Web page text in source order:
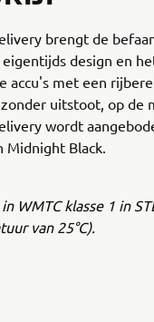
brengt de
design en
accu's met een
uitstoot, op de
wordt
Midnight Black.
WMTC klasse 1 in
van 25°C).